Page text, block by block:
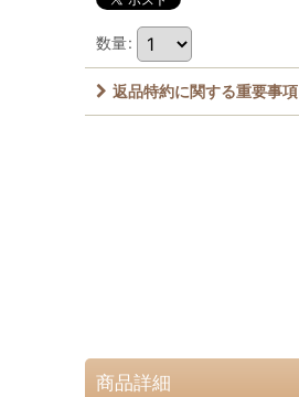
数量:
返品特約に関する重要事項
商品詳細